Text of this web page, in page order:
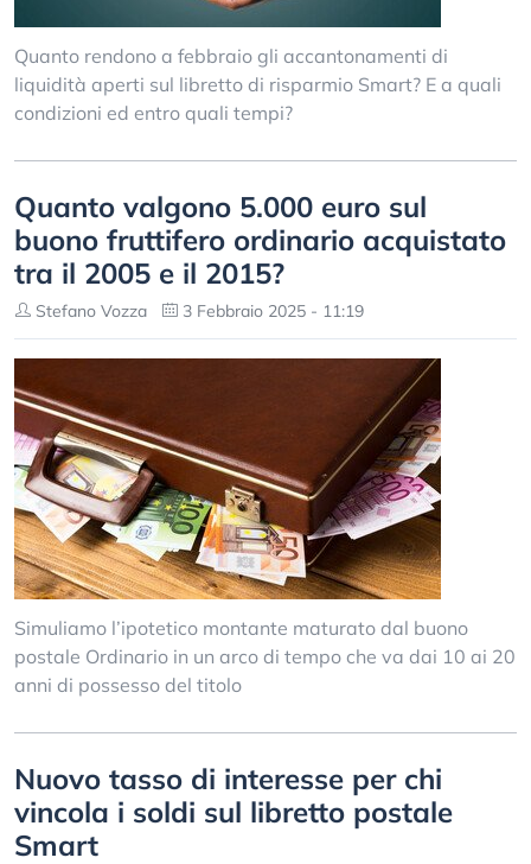
Quanto rendono a febbraio gli accantonamenti di
liquidità aperti sul libretto di risparmio Smart? E a quali
condizioni ed entro quali tempi?
Quanto valgono 5.000 euro sul
buono fruttifero ordinario acquistato
tra il 2005 e il 2015?
Stefano Vozza 3 Febbraio 2025 - 11:19
Simuliamo l’ipotetico montante maturato dal buono
postale Ordinario in un arco di tempo che va dai 10 ai 20
anni di possesso del titolo
Nuovo tasso di interesse per chi
vincola i soldi sul libretto postale
Smart